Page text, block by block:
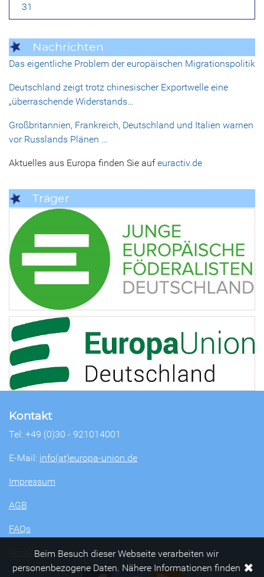
31
Nachrichten
Das eigentliche Problem der europäischen Migrationspolitik
Deutschland zeigt trotz chinesischer Exportwelle eine
„überraschende Widerstands…
Großbritannien, Frankreich, Deutschland und Italien warnen
vor Russlands Plänen …
Aktuelles aus Europa finden Sie aufeuractiv.de
Träger
Kontakt
Tel: +49 (0)30 - 921014001
E-Mail: info(at)europa-union.de
Impressum
AGB
FAQs
KontaktBeim Besuch dieser Webseite verarbeiten wir
personenbezogene Daten. Nähere Informationen finden ✖